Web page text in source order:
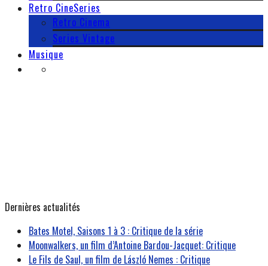
Retro CineSeries
Retro Cinema
Series Vintage
Musique
Dernières actualités
Bates Motel, Saisons 1 à 3 : Critique de la série
Moonwalkers, un film d’Antoine Bardou-Jacquet: Critique
Le Fils de Saul, un film de László Nemes : Critique